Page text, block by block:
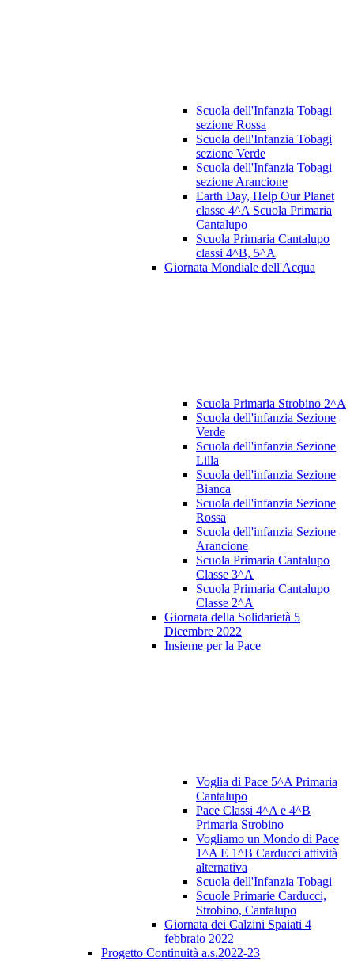
Scuola dell'Infanzia Tobagi
sezione Rossa
Scuola dell'Infanzia Tobagi
sezione Verde
Scuola dell'Infanzia Tobagi
sezione Arancione
Earth Day, Help Our Planet
classe 4^A Scuola Primaria
Cantalupo
Scuola Primaria Cantalupo
classi 4^B, 5^A
Giornata Mondiale dell'Acqua
Scuola Primaria Strobino 2^A
Scuola dell'infanzia Sezione
Verde
Scuola dell'infanzia Sezione
Lilla
Scuola dell'infanzia Sezione
Bianca
Scuola dell'infanzia Sezione
Rossa
Scuola dell'infanzia Sezione
Arancione
Scuola Primaria Cantalupo
Classe 3^A
Scuola Primaria Cantalupo
Classe 2^A
Giornata della Solidarietà 5
Dicembre 2022
Insieme per la Pace
Voglia di Pace 5^A Primaria
Cantalupo
Pace Classi 4^A e 4^B
Primaria Strobino
Vogliamo un Mondo di Pace
1^A E 1^B Carducci attività
alternativa
Scuola dell'Infanzia Tobagi
Scuole Primarie Carducci,
Strobino, Cantalupo
Giornata dei Calzini Spaiati 4
febbraio 2022
Progetto Continuità a.s.2022-23